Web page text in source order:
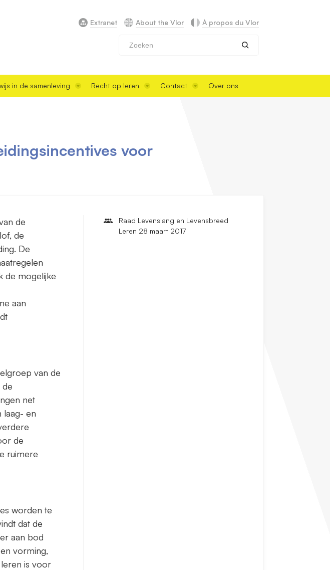
Extranet About the Vlor À propos du Vlor
in de samenleving Recht op leren Contact Over ons
voor
de
de
De
de mogelijke
aan
van de
de
net
laag- en
de
ruimere
worden te
dat de
aan bod
vorming,
is voor
Raad Levenslang en Levensbreed
Leren 28 maart 2017